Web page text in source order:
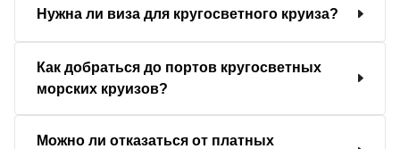
Нужна ли виза для кругосветного круиза?
Как добраться до портов кругосветных
морских круизов?
Можно ли отказаться от платных